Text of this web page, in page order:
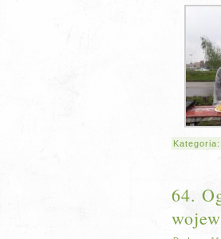
Kategoria:
64.